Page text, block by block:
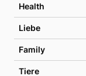
Health
Liebe
Family
Tiere